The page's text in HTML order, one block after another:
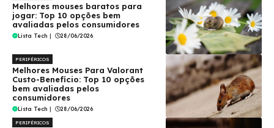
Melhores mouses baratos para
jogar: Top 10 opções bem
avaliadas pelos consumidores
Lista Tech | 28/06/2026
PERIFÉRICOS
Melhores Mouses Para Valorant
Custo-Benefício: Top 10 opções
bem avaliadas pelos
consumidores
Lista Tech | 28/06/2026
PERIFÉRICOS